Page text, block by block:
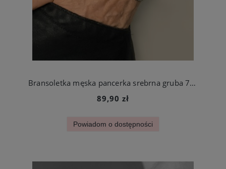
Bransoletka męska pancerka srebrna gruba 7 mm 18 cm, 21 cm lub 23 cm
89,90 zł
Powiadom o dostępności